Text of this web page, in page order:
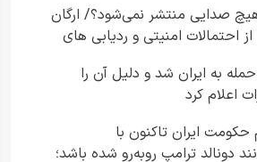
صدایی منتشر نمی‌شود؟/ ارگان
احتمالات امنیتی و ردیابی های
ترامپ مدعی لغو حمله به ایران شد و دلیل آن را
اعلام کرد
حکومت ایران تاکنون با
دونالد ترامپ روبه‌رو شده باشد؛